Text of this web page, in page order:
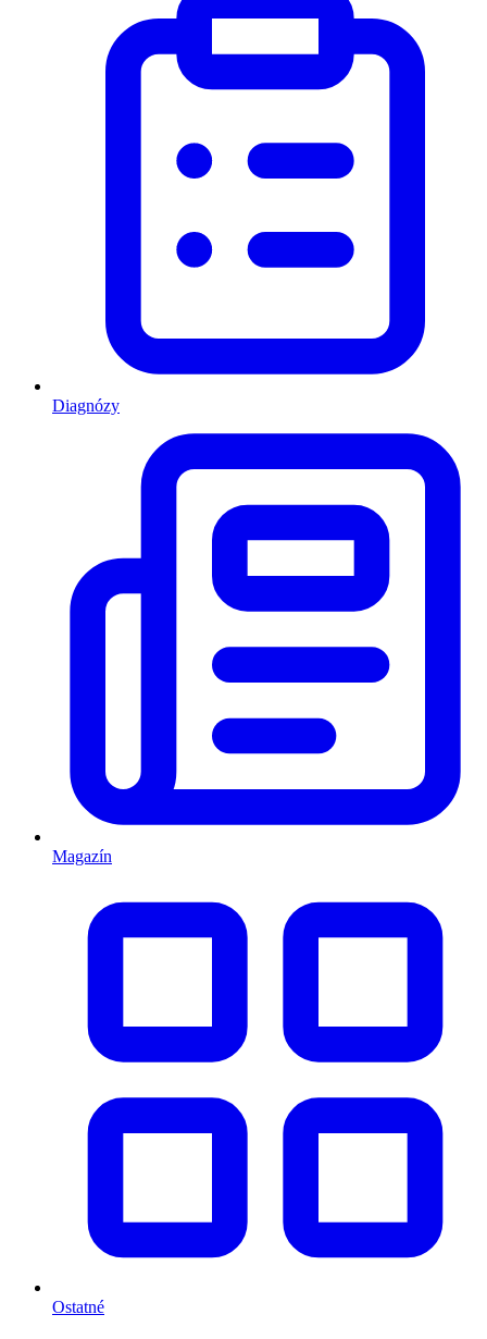
Diagnózy
Magazín
Ostatné